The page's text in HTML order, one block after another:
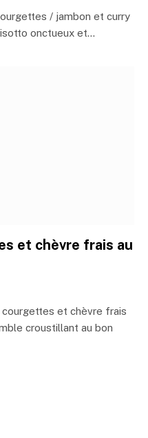
/ jambon et curry
onctueux et…
et chèvre frais au
et chèvre frais
croustillant au bon